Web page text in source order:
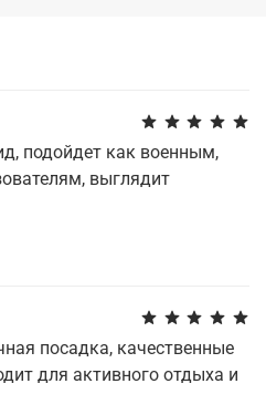
подойдет как военным,
выглядит
посадка, качественные
для активного отдыха и